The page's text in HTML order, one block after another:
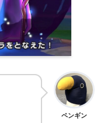
ペンギン